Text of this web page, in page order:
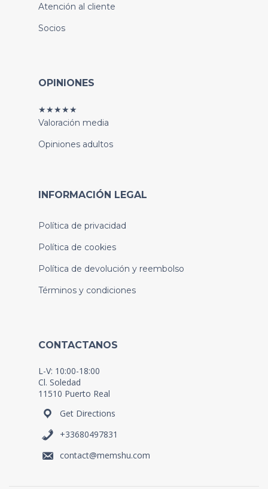
Atención al cliente
Socios
OPINIONES
★★★★★
Valoración media
Opiniones adultos
INFORMACIÓN LEGAL
Política de privacidad
Política de cookies
Política de devolución y reembolso
Términos y condiciones
CONTACTANOS
L-V: 10:00-18:00
Cl. Soledad
11510 Puerto Real
Get Directions
+33680497831
contact@memshu.com